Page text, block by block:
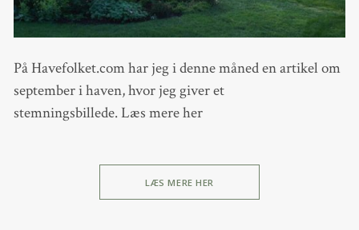
På Havefolket.com har jeg i denne måned en artikel om
september i haven, hvor jeg giver et
stemningsbillede. Læs mere her
LÆS MERE HER